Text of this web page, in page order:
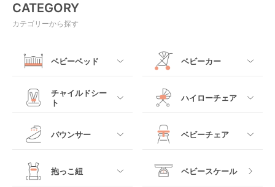
CATEGORY
カテゴリーから探す
ベビーベッド
すべて
レギュラーサイズベビ
ベッドインベッド
ベビーカー
すべて
チャイルドシー
ト
すべて
ハイローチェア
すべて
バウンサー
すべて
ベビーチェア
すべて
抱っこ紐 ベビースケール